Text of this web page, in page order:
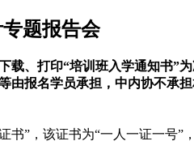
题报告会
载、打印“培训班入学通知书”
由报名学员承担，中内协不承
书”，该证书为“一人一证一号”